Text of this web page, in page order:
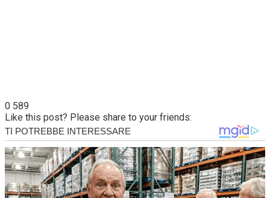
0 589
Like this post? Please share to your friends: